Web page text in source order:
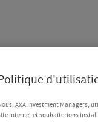
AXA Investment Managers,
Internet et souhaiterions